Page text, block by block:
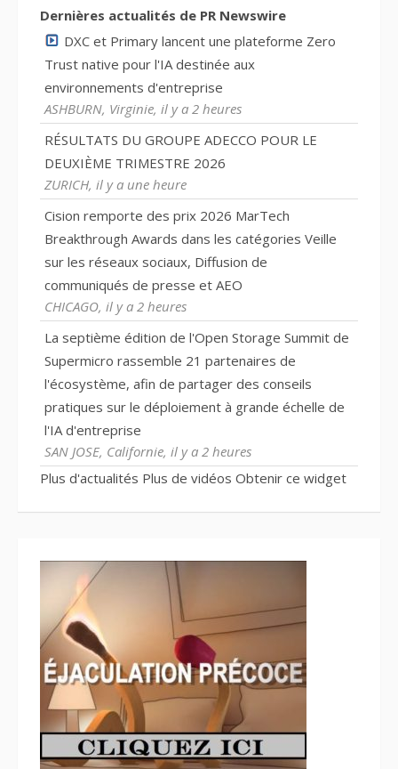
Dernières actualités de PR Newswire
DXC et Primary lancent une plateforme Zero
Trust native pour l'IA destinée aux
environnements d'entreprise
ASHBURN, Virginie, il y a 2 heures
RÉSULTATS DU GROUPE ADECCO POUR LE
DEUXIÈME TRIMESTRE 2026
ZURICH, il y a une heure
Cision remporte des prix 2026 MarTech
Breakthrough Awards dans les catégories Veille
sur les réseaux sociaux, Diffusion de
communiqués de presse et AEO
CHICAGO, il y a 2 heures
La septième édition de l'Open Storage Summit de
Supermicro rassemble 21 partenaires de
l'écosystème, afin de partager des conseils
pratiques sur le déploiement à grande échelle de
l'IA d'entreprise
SAN JOSE, Californie, il y a 2 heures
Plus d'actualités Plus de vidéos Obtenir ce widget